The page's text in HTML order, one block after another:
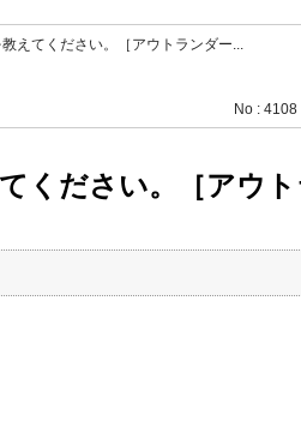
えてください。［アウトランダー...
No : 4108
ださい。［アウト